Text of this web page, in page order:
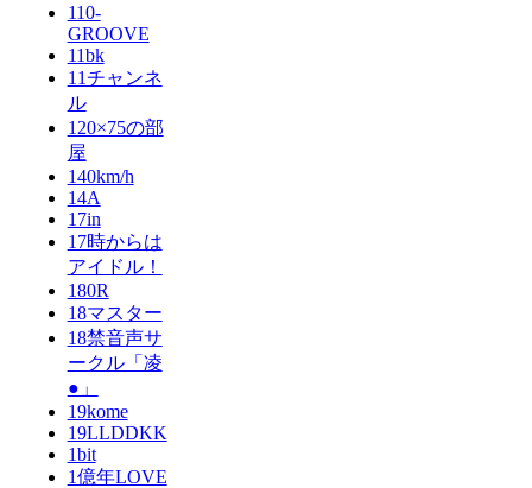
110-
GROOVE
11bk
11チャンネ
ル
120×75の部
屋
140km/h
14A
17in
17時からは
アイドル！
180R
18マスター
18禁音声サ
ークル「凌
●」
19kome
19LLDDKK
1bit
1億年LOVE